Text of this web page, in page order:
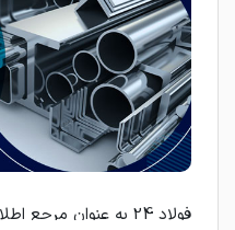
فولاد 24 به عنوان مرجع